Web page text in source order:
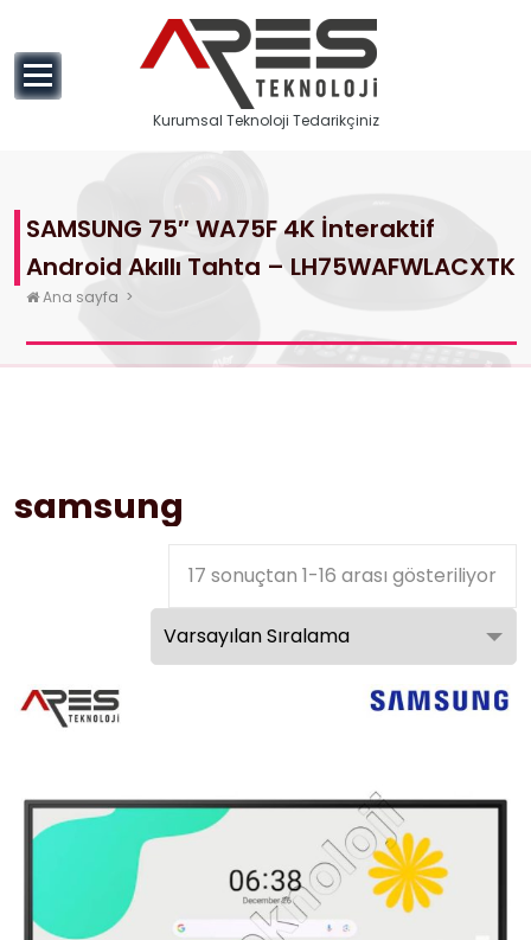
Kurumsal Teknoloji Tedarikçiniz
SAMSUNG 75″ WA75F 4K İnteraktif
Android Akıllı Tahta – LH75WAFWLACXTK
Ana sayfa >
samsung
17 sonuçtan 1-16 arası gösteriliyor